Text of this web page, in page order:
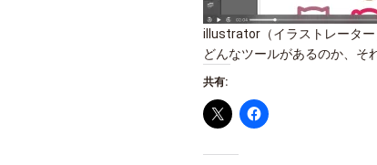
illustrator（イラストレーター
どんなツールがあるのか、そ
共有: